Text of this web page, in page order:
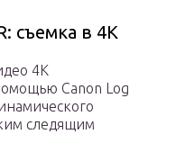
съемка в 4К
4К
Canon Log
следящим